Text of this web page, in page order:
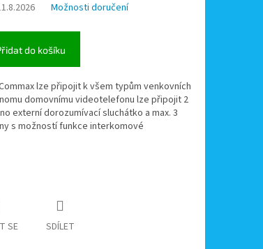
Možnosti doručení
do košíku
lze připojit k všem typům venkovních
domovnímu videotelefonu lze připojit 2
externí dorozumívací sluchátko a max. 3
s možností funkce interkomové
SE SDÍLET